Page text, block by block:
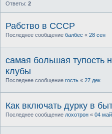
Ответы: 2
Рабство в СССР
Последнее сообщение балбес « 28 сен
самая большая тупость
клубы
Последнее сообщение гость « 27 дек
Как включать дурку в
Последнее сообщение лохотрон « 04 май